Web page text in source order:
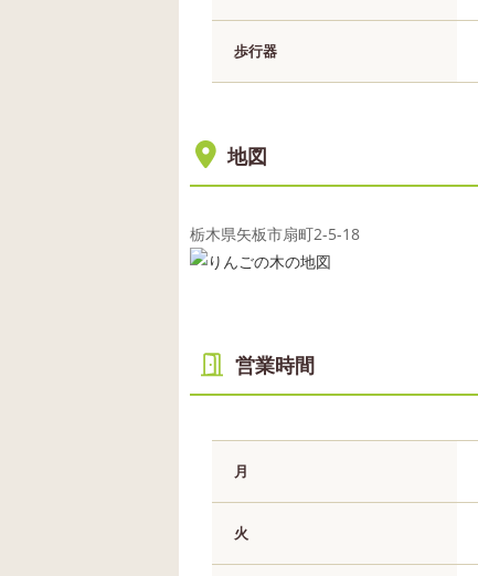
歩行器
地図
栃木県矢板市扇町2-5-18
営業時間
月
火